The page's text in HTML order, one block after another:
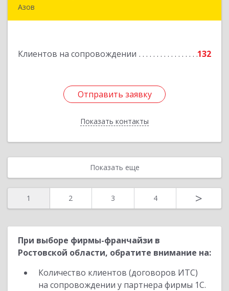
Азов
Клиентов на сопровождении 132
Отправить заявку
Показать контакты
Подробнее
Отправить заявку
Назад
Показать еще
1 2 3 4 >
При выборе фирмы-франчайзи в
Ростовской области, обратите внимание на:
Количество клиентов (договоров ИТС)
на сопровождении у партнера фирмы 1С.